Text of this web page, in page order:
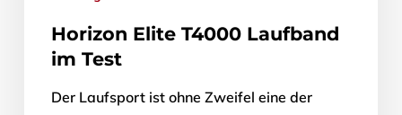
Horizon Elite T4000 Laufband
im Test
Der Laufsport ist ohne Zweifel eine der